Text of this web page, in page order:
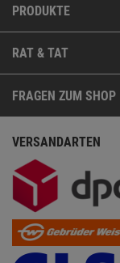
PRODUKTE
RAT & TAT
FRAGEN ZUM SHOP
VERSANDARTEN